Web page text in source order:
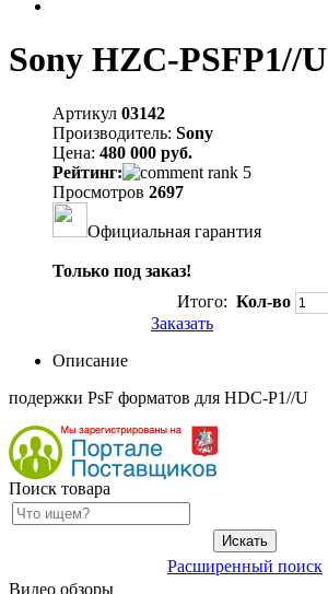
Sony HZC-PSFP1//U
Артикул 03142
Производитель: Sony
Цена: 480 000 руб.
Рейтинг:
Просмотров 2697
Официальная гарантия
Только под заказ!
Итого: Кол-во
Заказать
Описание
подержки PsF форматов для HDC-P1//U
Поиск товара
Расширенный поиск
Видео обзоры